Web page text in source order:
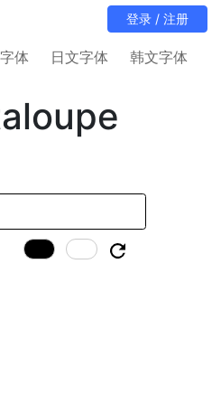
体 日文字体 韩文字体